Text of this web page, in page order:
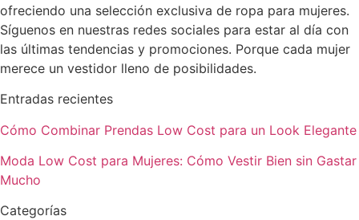
ofreciendo una selección exclusiva de ropa para mujeres.
Síguenos en nuestras redes sociales para estar al día con
las últimas tendencias y promociones. Porque cada mujer
merece un vestidor lleno de posibilidades.
Entradas recientes
Cómo Combinar Prendas Low Cost para un Look Elegante
Moda Low Cost para Mujeres: Cómo Vestir Bien sin Gastar
Mucho
Categorías